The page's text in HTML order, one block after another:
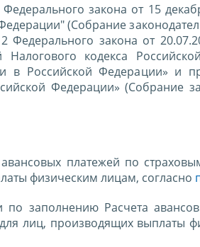
Федерального закона от 15
(Собрание
Федерального закона от
кодекса
в Российской Федерации» и
Федерации» (Собрание
авансовых платежей по
физическим лицам, согласно
Расчета
лиц, производящих выплаты